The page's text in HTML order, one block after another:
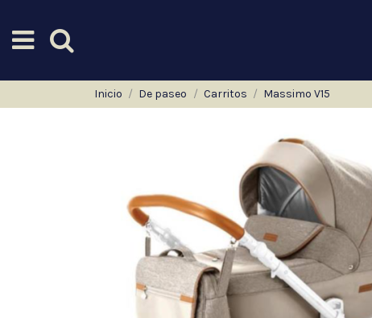
Inicio De paseo Carritos Massimo V15